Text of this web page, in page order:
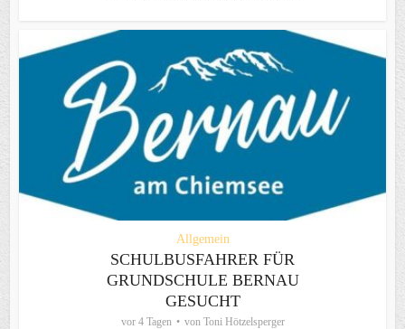
Allgemein
SCHULBUSFAHRER FÜR
GRUNDSCHULE BERNAU
GESUCHT
vor 4 Tagen von Toni Hötzelsperger